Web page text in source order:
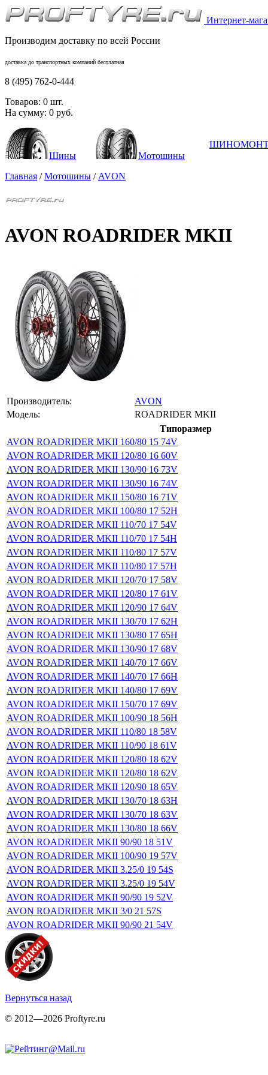
Интернет-
Производим доставку по всей России
доставка до транспортных компаний бесплатная
8 (495) 762-0-444
Товаров: 0 шт.
На сумму: 0 руб.
Шины Мотошины
Главная /Мотошины / AVON
AVON ROADRIDER MKII
Производитель:
AVON
Модель:
ROADRIDER MKII
Типоразмер
AVON ROADRIDER MKII 160/80 15 74V
AVON ROADRIDER MKII 120/80 16 60V
AVON ROADRIDER MKII 130/90 16 73V
AVON ROADRIDER MKII 130/90 16 74V
AVON ROADRIDER MKII 150/80 16 71V
AVON ROADRIDER MKII 100/80 17 52H
AVON ROADRIDER MKII 110/70 17 54V
AVON ROADRIDER MKII 110/70 17 54H
AVON ROADRIDER MKII 110/80 17 57V
AVON ROADRIDER MKII 110/80 17 57H
AVON ROADRIDER MKII 120/70 17 58V
AVON ROADRIDER MKII 120/80 17 61V
AVON ROADRIDER MKII 120/90 17 64V
AVON ROADRIDER MKII 130/70 17 62H
AVON ROADRIDER MKII 130/80 17 65H
AVON ROADRIDER MKII 130/90 17 68V
AVON ROADRIDER MKII 140/70 17 66V
AVON ROADRIDER MKII 140/70 17 66H
AVON ROADRIDER MKII 140/80 17 69V
AVON ROADRIDER MKII 150/70 17 69V
AVON ROADRIDER MKII 100/90 18 56H
AVON ROADRIDER MKII 110/80 18 58V
AVON ROADRIDER MKII 110/90 18 61V
AVON ROADRIDER MKII 120/80 18 62V
AVON ROADRIDER MKII 120/80 18 62V
AVON ROADRIDER MKII 120/90 18 65V
AVON ROADRIDER MKII 130/70 18 63H
AVON ROADRIDER MKII 130/70 18 63V
AVON ROADRIDER MKII 130/80 18 66V
AVON ROADRIDER MKII 90/90 18 51V
AVON ROADRIDER MKII 100/90 19 57V
AVON ROADRIDER MKII 3.25/0 19 54S
AVON ROADRIDER MKII 3.25/0 19 54V
AVON ROADRIDER MKII 90/90 19 52V
AVON ROADRIDER MKII 3/0 21 57S
AVON ROADRIDER MKII 90/90 21 54V
Вернуться назад
© 2012—2026 Proftyre.ru